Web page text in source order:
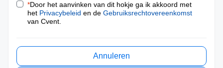
*Door het aanvinken van dit hokje ga ik akkoord met
het Privacybeleid en de Gebruiksrechtovereenkomst
van Cvent.
Annuleren